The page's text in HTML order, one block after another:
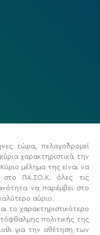
τώρα, πελαγοδρομεί
χαρακτηριστικά την
μέλημα της είναι να
στο ΠΑ.ΣΟ.Κ. όλες τις
να παρέμβει στο
αύριο.
το χαρακτηριστικότερο
πολιτικής της
για την αθέτηση των